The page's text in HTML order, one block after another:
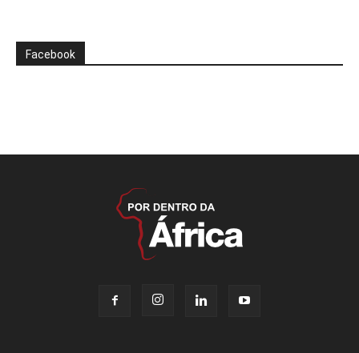
Facebook